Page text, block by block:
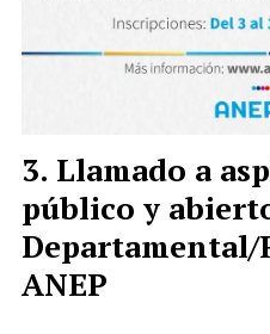
Llamado a
público y
Departamental/
ANEP